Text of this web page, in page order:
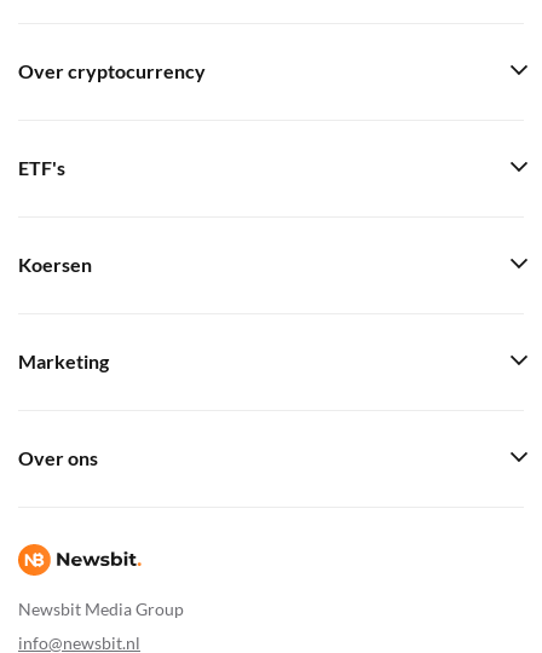
Newsbit Media Group
info@newsbit.nl
Over cryptocurrency
ETF's
Koersen
Marketing
Over ons